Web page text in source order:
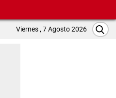
Viernes , 7 Agosto 2026